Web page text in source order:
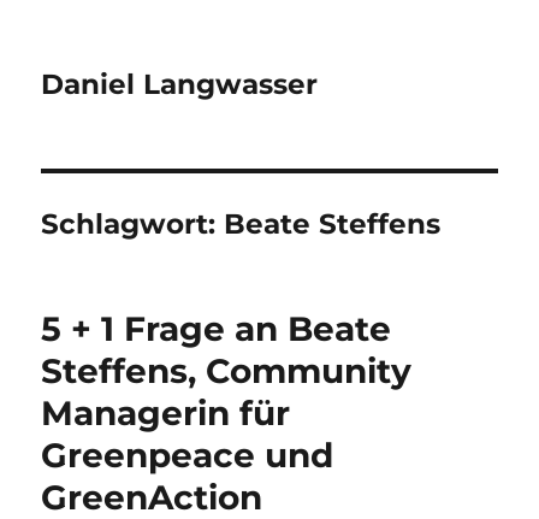
Daniel Langwasser
Schlagwort: Beate Steffens
5 + 1 Frage an Beate
Steffens, Community
Managerin für
Greenpeace und
GreenAction